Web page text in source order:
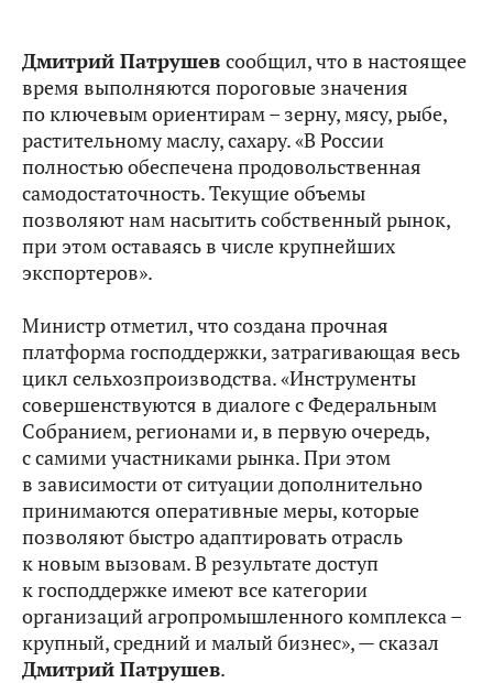
Дмитрий Патрушев сообщил, что в настоящее
время выполняются пороговые значения
по ключевым ориентирам – зерну, мясу, рыбе,
растительному маслу, сахару. «В России
полностью обеспечена продовольственная
самодостаточность. Текущие объемы
позволяют нам насытить собственный рынок,
при этом оставаясь в числе крупнейших
экспортеров».
Министр отметил, что создана прочная
платформа господдержки, затрагивающая весь
цикл сельхозпроизводства. «Инструменты
совершенствуются в диалоге с Федеральным
Собранием, регионами и, в первую очередь,
с самими участниками рынка. При этом
в зависимости от ситуации дополнительно
принимаются оперативные меры, которые
позволяют быстро адаптировать отрасль
к новым вызовам. В результате доступ
к господдержке имеют все категории
организаций агропромышленного комплекса –
крупный, средний и малый бизнес», — сказал
Дмитрий Патрушев.